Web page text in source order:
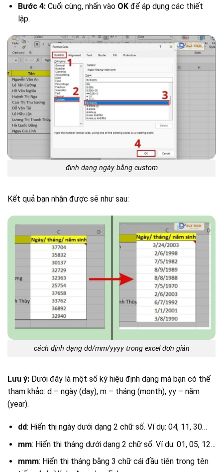
Bước 4:Cuối cùng, nhấn vào OKđể áp dụng các thiết
lập.
định dạng ngày bằng custom
Kết quả bạn nhận được sẽ như sau:
cách định dạng dd/mm/yyyy trong excel đơn giản
Lưu ý: Dưới đây là một số ký hiệu định dạng mà bạn có thể
tham khảo: d – ngày (day), m – tháng (month), yy – năm
(year).
dd: Hiển thị ngày dưới dạng 2 chữ số. Ví dụ: 04, 11, 30…
mm: Hiển thị tháng dưới dạng 2 chữ số. Ví dụ: 01, 05, 12…
mmm: Hiển thị tháng bằng 3 chữ cái đầu tiên trong tên